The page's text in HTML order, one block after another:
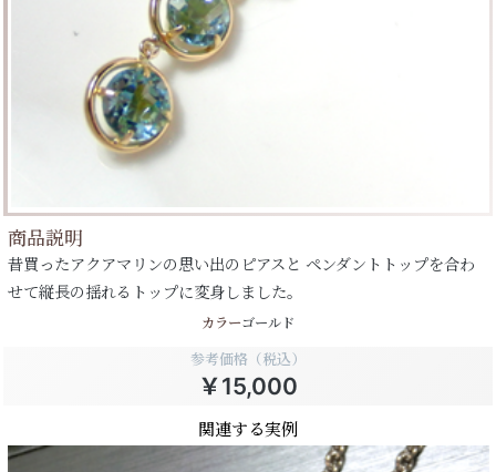
商品説明
昔買ったアクアマリンの思い出のピアスと ペンダントトップを合わ
せて縦長の揺れるトップに変身しました。
カラーゴールド
参考価格（税込）
￥15,000
関連する実例